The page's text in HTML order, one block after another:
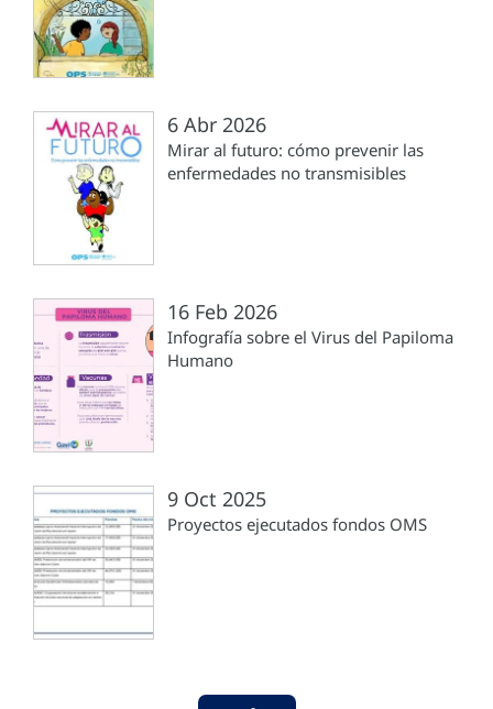
6 Abr 2026
Mirar al futuro: cómo prevenir las
enfermedades no transmisibles
16 Feb 2026
Infografía sobre el Virus del Papiloma
Humano
9 Oct 2025
Proyectos ejecutados fondos OMS